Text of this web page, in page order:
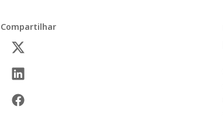
Compartilhar